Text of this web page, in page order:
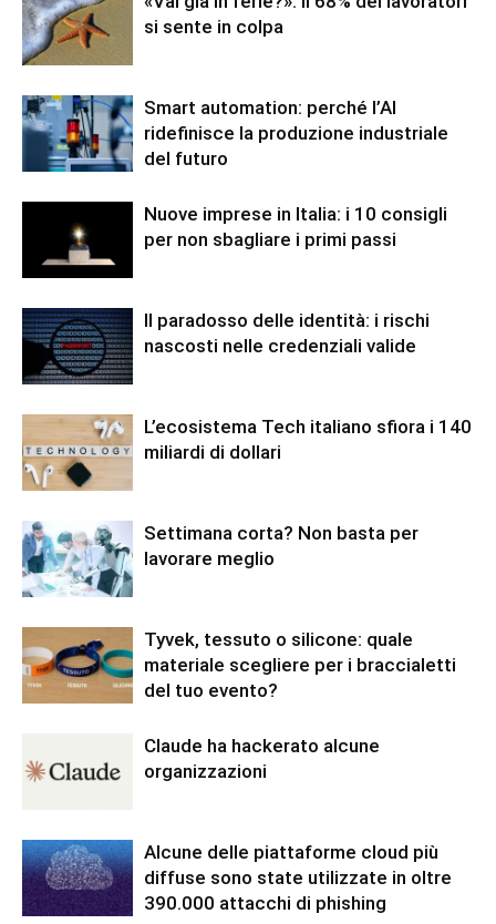
si sente in colpa
Smart automation: perché l’AI
ridefinisce la produzione industriale
del futuro
Nuove imprese in Italia: i 10 consigli
per non sbagliare i primi passi
Il paradosso delle identità: i rischi
nascosti nelle credenziali valide
L’ecosistema Tech italiano sfiora i 140
miliardi di dollari
Settimana corta? Non basta per
lavorare meglio
Tyvek, tessuto o silicone: quale
materiale scegliere per i braccialetti
del tuo evento?
Claude ha hackerato alcune
organizzazioni
Alcune delle piattaforme cloud più
diffuse sono state utilizzate in oltre
390.000 attacchi di phishing